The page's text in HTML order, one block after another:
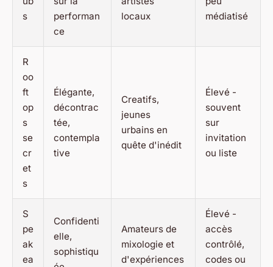
s
performan
ce
locaux
médiatisé
R
oo
ft
op
s
se
cr
et
s
Élégante,
décontrac
tée,
contempla
tive
Creatifs,
jeunes
urbains en
quête d'inédit
Élevé -
souvent
sur
invitation
ou liste
S
pe
ak
ea
Confidenti
elle,
sophistiqu
Amateurs de
mixologie et
d'expériences
Élevé -
accès
contrôlé,
codes ou